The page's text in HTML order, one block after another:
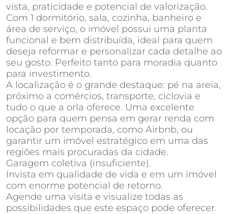
vista, praticidade e potencial de valorização.
Com 1 dormitório, sala, cozinha, banheiro e
área de serviço, o imóvel possui uma planta
funcional e bem distribuída, ideal para quem
deseja reformar e personalizar cada detalhe ao
seu gosto. Perfeito tanto para moradia quanto
para investimento.
A localização é o grande destaque: pé na areia,
próximo a comércios, transporte, ciclovia e
tudo o que a orla oferece. Uma excelente
opção para quem pensa em gerar renda com
locação por temporada, como Airbnb, ou
garantir um imóvel estratégico em uma das
regiões mais procuradas da cidade.
Garagem coletiva (insuficiente).
Invista em qualidade de vida e em um imóvel
com enorme potencial de retorno.
Agende uma visita e visualize todas as
possibilidades que este espaço pode oferecer.